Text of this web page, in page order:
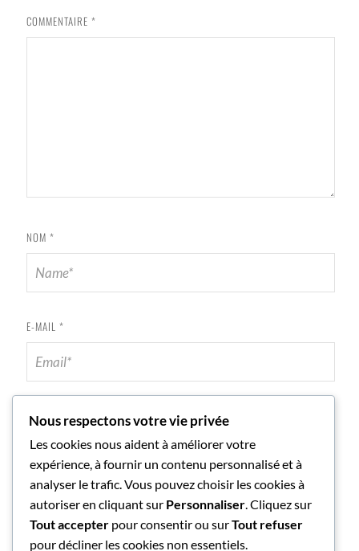
COMMENTAIRE *
NOM *
E-MAIL *
SITE WEB
Nous respectons votre vie privée
Les cookies nous aident à améliorer votre
expérience, à fournir un contenu personnalisé et à
analyser le trafic. Vous pouvez choisir les cookies à
autoriser en cliquant sur Personnaliser. Cliquez sur
Tout accepter pour consentir ou surTout refuser
pour décliner les cookies non essentiels.